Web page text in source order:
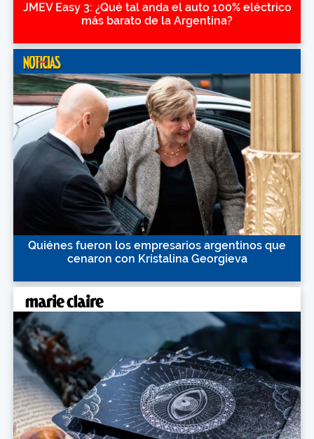
JMEV Easy 3: ¿Qué tal anda el auto 100% eléctrico
más barato de la Argentina?
Quiénes fueron los empresarios argentinos que
cenaron con Kristalina Georgieva